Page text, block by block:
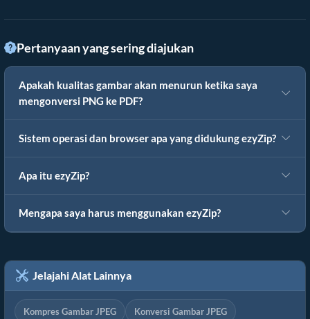
Pertanyaan yang sering diajukan
Apakah kualitas gambar akan menurun ketika saya
mengonversi PNG ke PDF?
Sistem operasi dan browser apa yang didukung ezyZip?
Apa itu ezyZip?
Mengapa saya harus menggunakan ezyZip?
Jelajahi Alat Lainnya
Kompres Gambar JPEG Konversi Gambar JPEG